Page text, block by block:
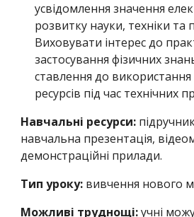
усвідомлення значення
розвитку науки, техніки та
Виховувати інтерес до
застосування фізичних
ставлення до
ресурсів під час технічних
Навчальні ресурси:
навчальна презентація,
демонстраційні прилади.
Тип уроку: вивчення нового
Можливі труднощі:учні